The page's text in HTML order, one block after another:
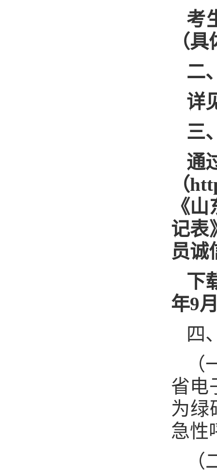
考
（
二
详
三
通
（
《
记表
员诚
下
年9
四
省电
为绿
急性